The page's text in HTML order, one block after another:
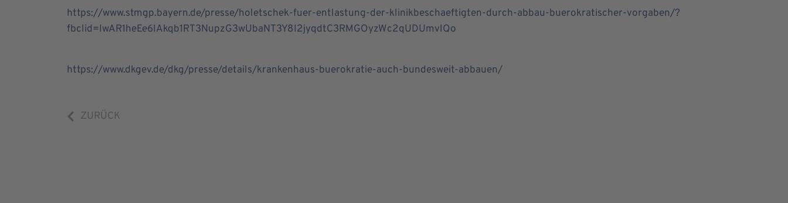
https://www.stmgp.bayern.de/presse/holetschek-fuer-entlastung-der-klinikbeschaeftigten-durch-abbau-buerokratischer-vorgaben/?
fbclid=IwAR1heEe6IAkqb1RT3NupzG3wUbaNT3Y8I2jyqdtC3RMGOyzWc2qUDUmvlQo
https://www.dkgev.de/dkg/presse/details/krankenhaus-buerokratie-auch-bundesweit-abbauen/
ZURÜCK